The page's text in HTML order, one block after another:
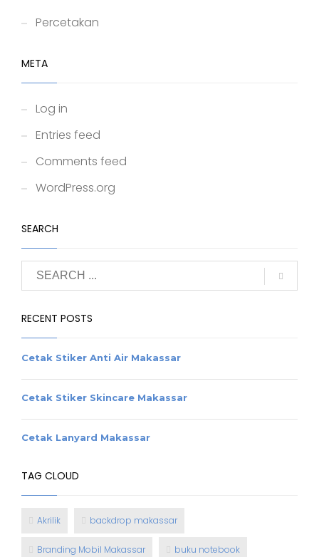
Percetakan
META
Log in
Entries feed
Comments feed
WordPress.org
SEARCH
RECENT POSTS
Cetak Stiker Anti Air Makassar
Cetak Stiker Skincare Makassar
Cetak Lanyard Makassar
TAG CLOUD
Akrilik backdrop makassar
Branding Mobil Makassar buku notebook